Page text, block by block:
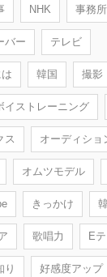
NHK 事務所
バー テレビ
韓国 撮影
イストレーニング
ス オーディショ
オムツモデル
きっかけ
歌唱力 E
り 好感度アップ